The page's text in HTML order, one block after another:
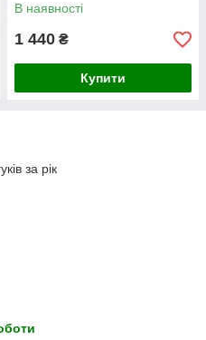
В наявності
1 440 ₴
Купити
за рік